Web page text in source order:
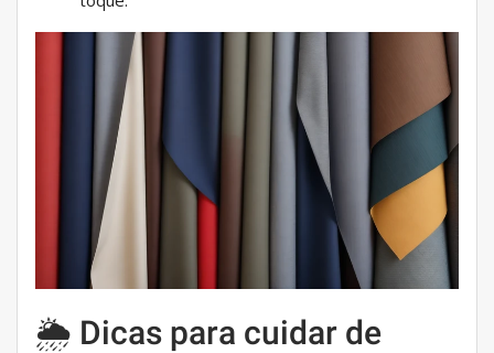
🌦 Dicas para cuidar de